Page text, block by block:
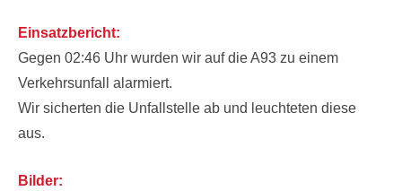
Einsatzbericht:
Gegen 02:46 Uhr wurden wir auf die A93 zu einem
Verkehrsunfall alarmiert.
Wir sicherten die Unfallstelle ab und leuchteten diese
aus.
Bilder: